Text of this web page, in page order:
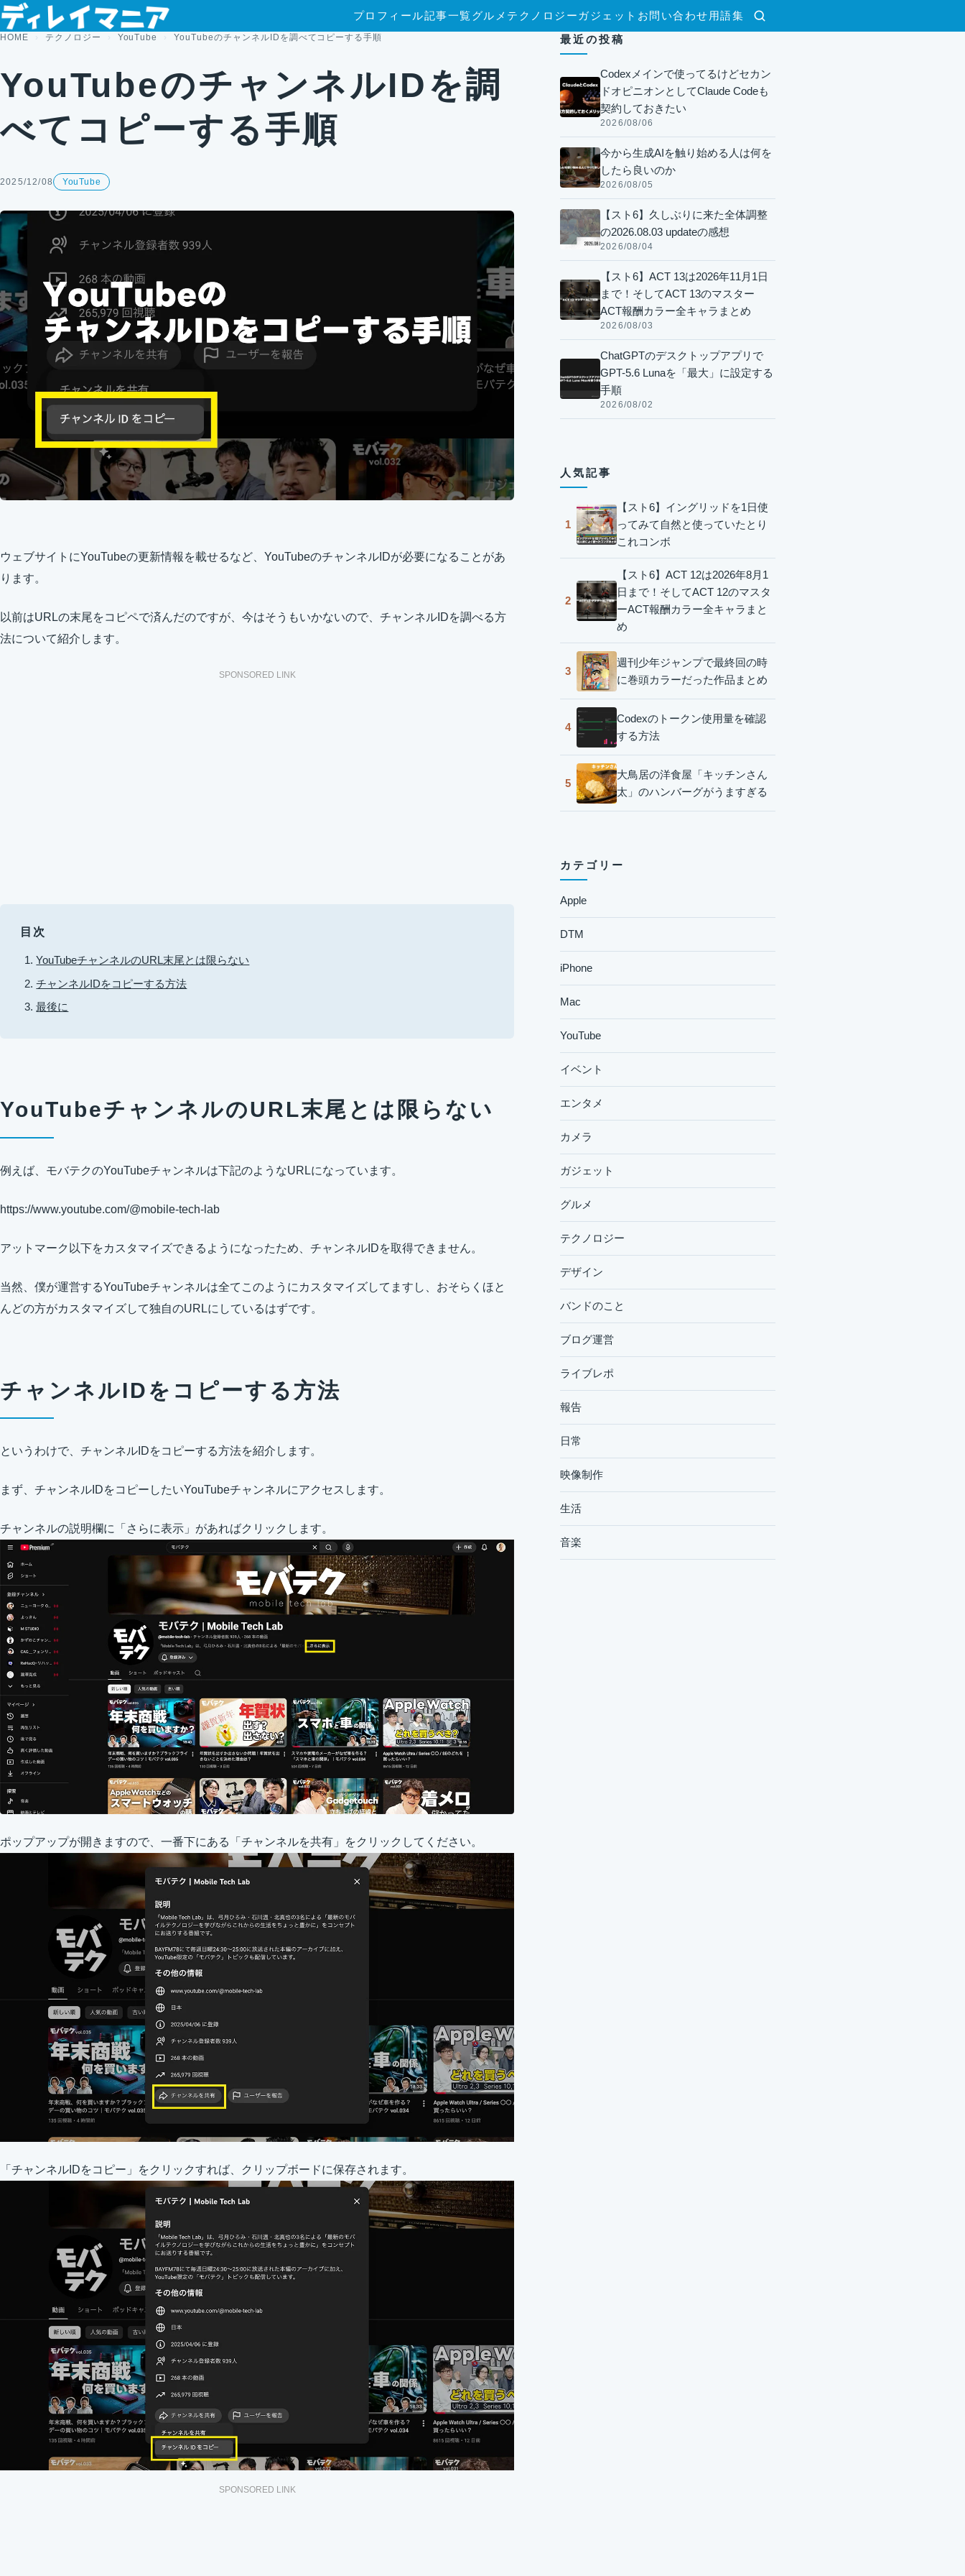
コンテンツへスキップ
検索
プロフィール記事一覧グルメ テクノロジー ガジェット お問い合わせ 用語集
HOME テクノロジー YouTube YouTubeのチャンネルIDを調べてコピーする手順
YouTubeのチャンネルIDを調
べてコピーする手順
2025/12/08 YouTube
ウェブサイトにYouTubeの更新情報を載せるなど、YouTubeのチャンネルIDが必要になることがあ
ります。
以前はURLの末尾をコピペで済んだのですが、今はそうもいかないので、チャンネルIDを調べる方
法について紹介します。
SPONSORED LINK
目次
YouTubeチャンネルのURL末尾とは限らない
チャンネルIDをコピーする方法
最後に
YouTubeチャンネルのURL末尾とは限らない
例えば、モバテクのYouTubeチャンネルは下記のようなURLになっています。
https://www.youtube.com/@mobile-tech-lab
アットマーク以下をカスタマイズできるようになったため、チャンネルIDを取得できません。
当然、僕が運営するYouTubeチャンネルは全てこのようにカスタマイズしてますし、おそらくほと
んどの方がカスタマイズして独自のURLにしているはずです。
チャンネルIDをコピーする方法
というわけで、チャンネルIDをコピーする方法を紹介します。
まず、チャンネルIDをコピーしたいYouTubeチャンネルにアクセスします。
チャンネルの説明欄に「さらに表示」があればクリックします。
ポップアップが開きますので、一番下にある「チャンネルを共有」をクリックしてください。
「チャンネルIDをコピー」をクリックすれば、クリップボードに保存されます。
SPONSORED LINK
最近の投稿
Codexメインで使ってるけどセカン
ドオピニオンとしてClaude Codeも
契約しておきたい
2026/08/06
今から生成AIを触り始める人は何を
したら良いのか
2026/08/05
【スト6】久しぶりに来た全体調整
の2026.08.03 updateの感想
2026/08/04
【スト6】ACT 13は2026年11月1日
まで！そしてACT 13のマスター
ACT報酬カラー全キャラまとめ
2026/08/03
ChatGPTのデスクトップアプリで
GPT-5.6 Lunaを「最大」に設定する
手順
2026/08/02
人気記事
1
【スト6】イングリッドを1日使
ってみて自然と使っていたとり
これコンボ
2
【スト6】ACT 12は2026年8月1
日まで！そしてACT 12のマスタ
ーACT報酬カラー全キャラまと
め
3
週刊少年ジャンプで最終回の時
に巻頭カラーだった作品まとめ
4
Codexのトークン使用量を確認
する方法
5
大鳥居の洋食屋「キッチンさん
太」のハンバーグがうますぎる
カテゴリー
Apple
DTM
iPhone
Mac
YouTube
イベント
エンタメ
カメラ
ガジェット
グルメ
テクノロジー
デザイン
バンドのこと
ブログ運営
ライブレポ
報告
日常
映像制作
生活
音楽